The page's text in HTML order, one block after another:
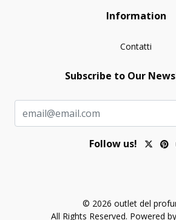
Information
Contatti
Subscribe to Our
Follow us!
© 2026 outlet del
All Rights Reserved. Powered